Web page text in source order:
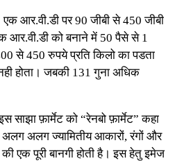
एक आर.वी.डी पर 90 जीबी से 450 जीबी
आर.वी.डी को बनाने में 50 पैसे से 1
से 450 रुपये प्रति किलो का पडता
होता। जबकी 131 गुना अधिक
फ़ार्मेट को “रेनबो फ़ार्मेट” कहा
अलग अलग ज्यामितीय आकारों, रंगों और
एक पूरी बानगी होती है। इस हेतु इमेज